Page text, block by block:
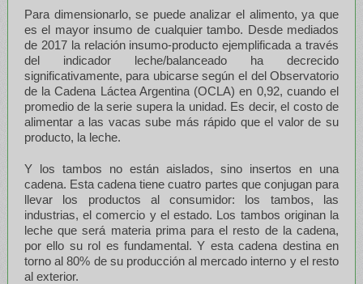
Para dimensionarlo, se puede analizar el alimento, ya que
es el mayor insumo de cualquier tambo. Desde mediados
de 2017 la relación insumo-producto ejemplificada a través
del indicador leche/balanceado ha decrecido
significativamente, para ubicarse según el del Observatorio
de la Cadena Láctea Argentina (OCLA) en 0,92, cuando el
promedio de la serie supera la unidad. Es decir, el costo de
alimentar a las vacas sube más rápido que el valor de su
producto, la leche.
Y los tambos no están aislados, sino insertos en una
cadena. Esta cadena tiene cuatro partes que conjugan para
llevar los productos al consumidor: los tambos, las
industrias, el comercio y el estado. Los tambos originan la
leche que será materia prima para el resto de la cadena,
por ello su rol es fundamental. Y esta cadena destina en
torno al 80% de su producción al mercado interno y el resto
al exterior.